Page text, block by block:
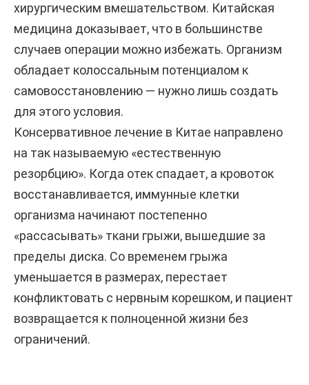
хирургическим вмешательством. Китайская
медицина доказывает, что в большинстве
случаев операции можно избежать. Организм
обладает колоссальным потенциалом к
самовосстановлению — нужно лишь создать
для этого условия.
Консервативное лечение в Китае направлено
на так называемую «естественную
резорбцию». Когда отек спадает, а кровоток
восстанавливается, иммунные клетки
организма начинают постепенно
«рассасывать» ткани грыжи, вышедшие за
пределы диска. Со временем грыжа
уменьшается в размерах, перестает
конфликтовать с нервным корешком, и пациент
возвращается к полноценной жизни без
ограничений.